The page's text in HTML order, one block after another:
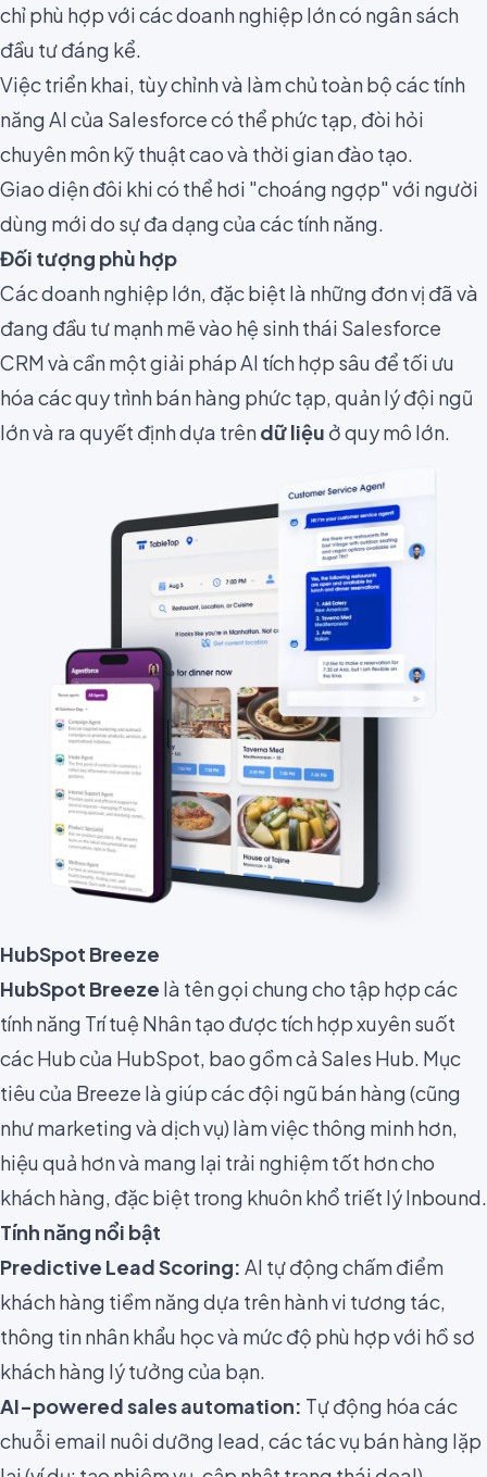
chỉ phù hợp với các doanh nghiệp lớn có ngân sách
đầu tư đáng kể.
Việc triển khai, tùy chỉnh và làm chủ toàn bộ các tính
năng AI của Salesforce có thể phức tạp, đòi hỏi
chuyên môn kỹ thuật cao và thời gian đào tạo.
Giao diện đôi khi có thể hơi "choáng ngợp" với người
dùng mới do sự đa dạng của các tính năng.
Đối tượng phù hợp
Các doanh nghiệp lớn, đặc biệt là những đơn vị đã và
đang đầu tư mạnh mẽ vào hệ sinh thái Salesforce
CRM và cần một giải pháp AI tích hợp sâu để tối ưu
hóa các quy trình bán hàng phức tạp, quản lý đội ngũ
lớn và ra quyết định dựa trêndữ liệu ở quy mô lớn.
HubSpot Breeze
HubSpot Breeze là tên gọi chung cho tập hợp các
tính năng Trí tuệ Nhân tạo được tích hợp xuyên suốt
các Hub của HubSpot, bao gồm cả Sales Hub. Mục
tiêu của Breeze là giúp các đội ngũ bán hàng (cũng
như marketing và dịch vụ) làm việc thông minh hơn,
hiệu quả hơn và mang lại trải nghiệm tốt hơn cho
khách hàng, đặc biệt trong khuôn khổ triết lý Inbound.
Tính năng nổi bật
Predictive Lead Scoring: AI tự động chấm điểm
khách hàng tiềm năng dựa trên hành vi tương tác,
thông tin nhân khẩu học và mức độ phù hợp với hồ sơ
khách hàng lý tưởng của bạn.
AI-powered sales automation: Tự động hóa các
chuỗi email nuôi dưỡng lead, các tác vụ bán hàng lặp